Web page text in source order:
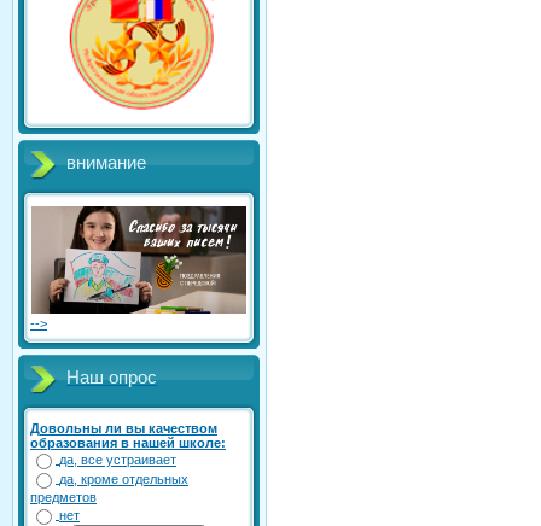
внимание
-->
Наш опрос
Довольны ли вы качеством
образования в нашей школе:
да, все устраивает
да, кроме отдельных
предметов
нет